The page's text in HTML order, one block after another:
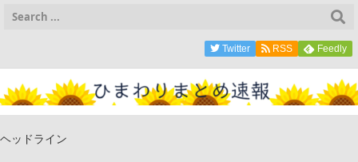
Twitter RSS Feedly
ヘッドライン